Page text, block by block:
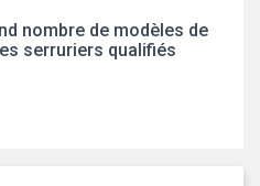
nombre de modèles de
serruriers qualifiés